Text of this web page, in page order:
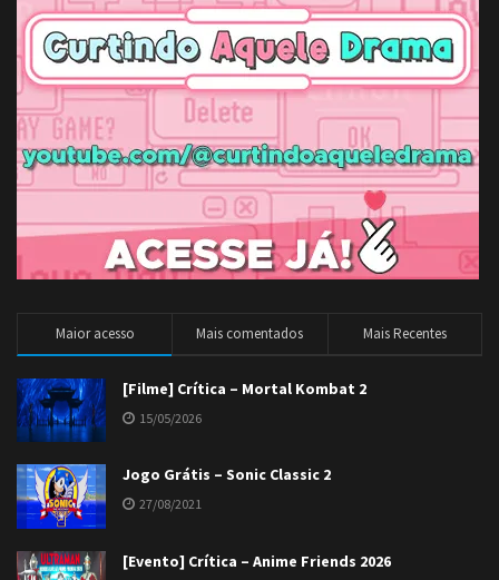
Maior acesso Mais comentados Mais Recentes
[Filme] Crítica – Mortal Kombat 2
15/05/2026
Jogo Grátis – Sonic Classic 2
27/08/2021
[Evento] Crítica – Anime Friends 2026